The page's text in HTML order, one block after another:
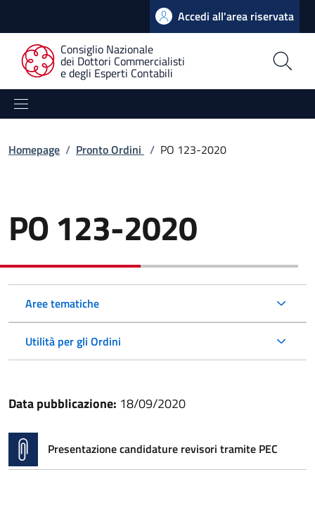
Accedi all'area riservata
Consiglio Nazionale
dei Dottori Commercialisti
e degli Esperti Contabili
Homepage / Pronto Ordini / PO 123-2020
PO 123-2020
Aree tematiche
Utilità per gli Ordini
Data pubblicazione: 18/09/2020
Presentazione candidature revisori tramite PEC